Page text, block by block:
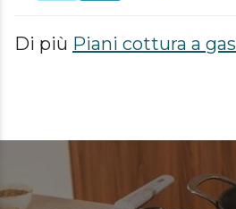
Di più Piani cottura a gas